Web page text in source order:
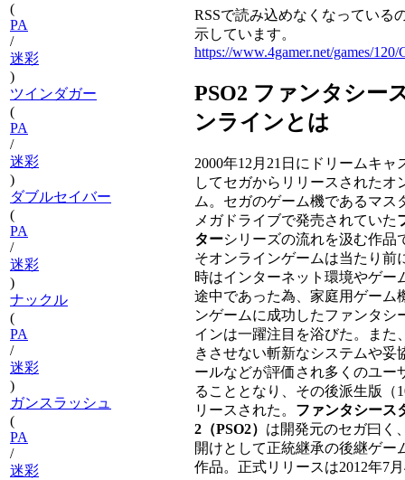
(
PA
/
迷彩
)
ツインダガー
(
PA
/
迷彩
)
ダブルセイバー
(
PA
/
迷彩
)
ナックル
(
PA
/
迷彩
)
ガンスラッシュ
(
PA
/
迷彩
RSSで読み込めなくなっている
示しています。
https://www.4gamer.net/games/120/
PSO2 ファンタシー
ンラインとは
2000年12月21日にドリームキャ
してセガからリリースされたオ
ム。セガのゲーム機であるマス
メガドライブで発売されていた
ターシリーズの流れを汲む作品
そオンラインゲームは当たり前
時はインターネット環境やゲー
途中であった為、家庭用ゲーム
ンゲームに成功したファンタシ
インは一躍注目を浴びた。また
きさせない斬新なシステムや妥
ールなどが評価され多くのユー
ることとなり、その後派生版（
リースされた。 ファンタシース
2（PSO2） は開発元のセガ曰く
開けとして正統継承の後継ゲー
作品。正式リリースは2012年7